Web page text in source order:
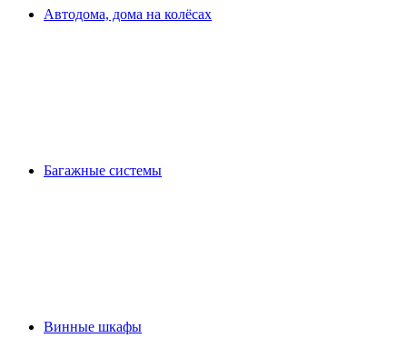
Автодома, дома на колёсах
Багажные системы
Винные шкафы